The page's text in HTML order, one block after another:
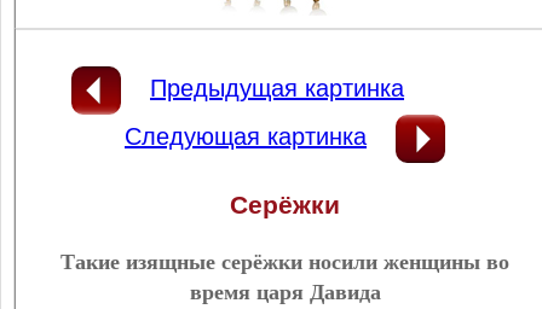
Предыдущая картинка
Следующая картинка
Серёжки
Такие изящные серёжки носили женщины во
время царя Давида